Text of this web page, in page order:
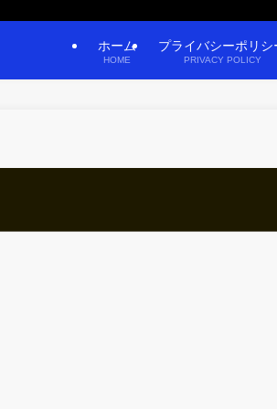
ホーム
HOME
プライバシーポリシ
PRIVACY POLICY